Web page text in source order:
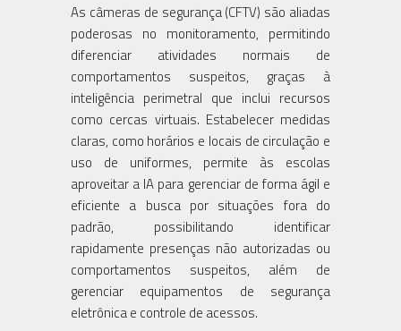
As câmeras de segurança (CFTV) são aliadas
poderosas no monitoramento, permitindo
diferenciar atividades normais de
comportamentos suspeitos, graças à
inteligência perimetral que inclui recursos
como cercas virtuais. Estabelecer medidas
claras, como horários e locais de circulação e
uso de uniformes, permite às escolas
aproveitar a IA para gerenciar de forma ágil e
eficiente a busca por situações fora do
padrão, possibilitando identificar
rapidamente presenças não autorizadas ou
comportamentos suspeitos, além de
gerenciar equipamentos de segurança
eletrônica e controle de acessos.